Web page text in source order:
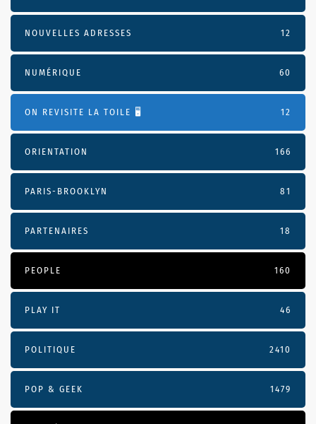
NOUVELLES ADRESSES 12
NUMÉRIQUE 60
ON REVISITE LA TOILE 🖥️ 12
ORIENTATION 166
PARIS-BROOKLYN 81
PARTENAIRES 18
PEOPLE 160
PLAY IT 46
POLITIQUE 2410
POP & GEEK 1479